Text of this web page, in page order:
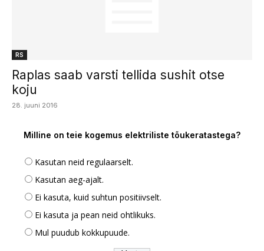
RS
Raplas saab varsti tellida sushit otse
koju
28. juuni 2016
Milline on teie kogemus elektriliste tõukeratastega?
Kasutan neid regulaarselt.
Kasutan aeg-ajalt.
Ei kasuta, kuid suhtun positiivselt.
Ei kasuta ja pean neid ohtlikuks.
Mul puudub kokkupuude.